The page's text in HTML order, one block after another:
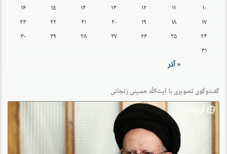
۱۰
۱۱ ۱۲ ۱۳ ۱۴ ۱۵
۱۶
۱۷
۱۸ ۱۹ ۲۰ ۲۱ ۲۲
۲۳
۲۴
۲۵ ۲۶ ۲۷ ۲۸ ۲۹
۳۰
۳۱
« آذر
گفت‌وگو‌ی تصویری با آیت‌الله حسینی زنجانی